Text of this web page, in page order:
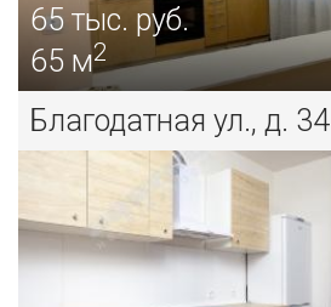
65тыс. руб.
65 м2
Благодатная ул., д. 34